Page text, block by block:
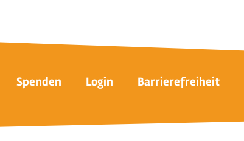
Spenden Login Barrierefreiheit